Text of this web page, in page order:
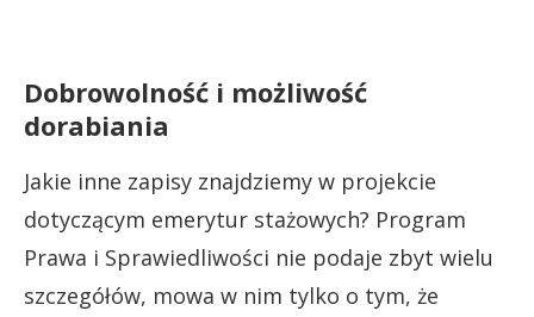
Dobrowolność i możliwość
dorabiania
Jakie inne zapisy znajdziemy w projekcie
dotyczącym emerytur stażowych? Program
Prawa i Sprawiedliwości nie podaje zbyt wielu
szczegółów, mowa w nim tylko o tym, że